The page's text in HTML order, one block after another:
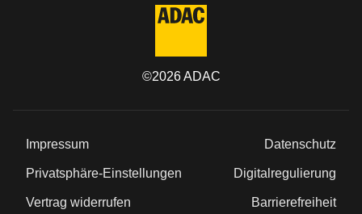
©2026ADAC
Impressum Datenschutz
Privatsphäre-Einstellungen Digitalregulierung
Vertrag widerrufen Barrierefreiheit